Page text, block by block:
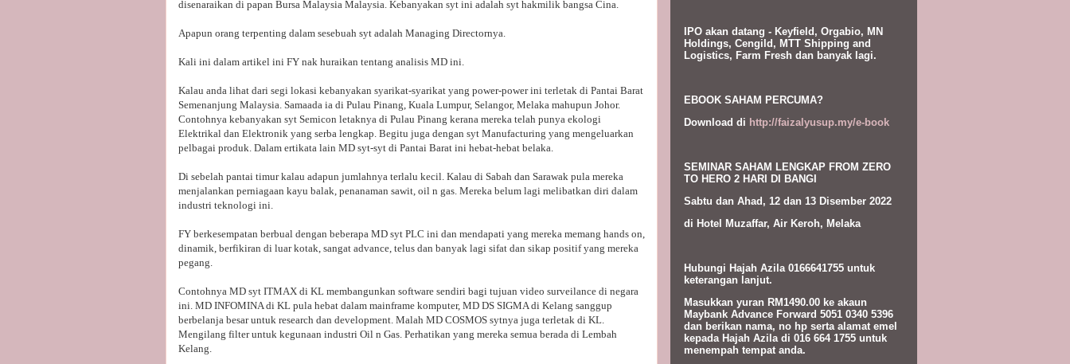
disenaraikan di papan Bursa Malaysia Malaysia. Kebanyakan syt ini adalah syt hakmilik bangsa Cina.
Apapun orang terpenting dalam sesebuah syt adalah Managing Directornya.
Kali ini dalam artikel ini FY nak huraikan tentang analisis MD ini.
Kalau anda lihat dari segi lokasi kebanyakan syarikat-syarikat yang power-power ini terletak di Pantai Barat
Semenanjung Malaysia. Samaada ia di Pulau Pinang, Kuala Lumpur, Selangor, Melaka mahupun Johor.
Contohnya kebanyakan syt Semicon letaknya di Pulau Pinang kerana mereka telah punya ekologi
Elektrikal dan Elektronik yang serba lengkap. Begitu juga dengan syt Manufacturing yang mengeluarkan
pelbagai produk. Dalam ertikata lain MD syt-syt di Pantai Barat ini hebat-hebat belaka.
Di sebelah pantai timur kalau adapun jumlahnya terlalu kecil. Kalau di Sabah dan Sarawak pula mereka
menjalankan perniagaan kayu balak, penanaman sawit, oil n gas. Mereka belum lagi melibatkan diri dalam
industri teknologi ini.
FY berkesempatan berbual dengan beberapa MD syt PLC ini dan mendapati yang mereka memang hands on,
dinamik, berfikiran di luar kotak, sangat advance, telus dan banyak lagi sifat dan sikap positif yang mereka
pegang.
Contohnya MD syt ITMAX di KL membangunkan software sendiri bagi tujuan video surveilance di negara
ini. MD INFOMINA di KL pula hebat dalam mainframe komputer, MD DS SIGMA di Kelang sanggup
berbelanja besar untuk research dan development. Malah MD COSMOS sytnya juga terletak di KL.
Mengilang filter untuk kegunaan industri Oil n Gas. Perhatikan yang mereka semua berada di Lembah
Kelang.
IPO akan datang - Keyfield, Orgabio, MN
Holdings, Cengild, MTT Shipping and
Logistics, Farm Fresh dan banyak lagi.
EBOOK SAHAM PERCUMA?
Download di http://faizalyusup.my/e-book
SEMINAR SAHAM LENGKAP FROM ZERO
TO HERO 2 HARI DI BANGI
Sabtu dan Ahad, 12 dan 13 Disember 2022
di Hotel Muzaffar, Air Keroh, Melaka
Hubungi Hajah Azila 0166641755 untuk
keterangan lanjut.
Masukkan yuran RM1490.00 ke akaun
Maybank Advance Forward 5051 0340 5396
dan berikan nama, no hp serta alamat emel
kepada Hajah Azila di 016 664 1755 untuk
menempah tempat anda.